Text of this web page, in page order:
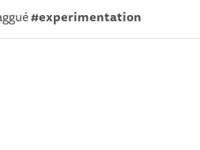
#experimentation